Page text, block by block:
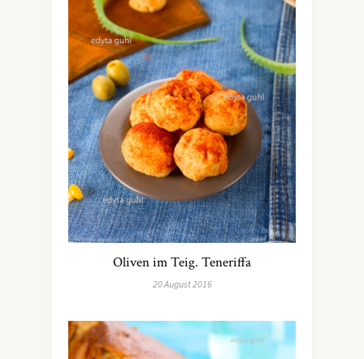
Oliven im Teig. Teneriffa
20 August 2016